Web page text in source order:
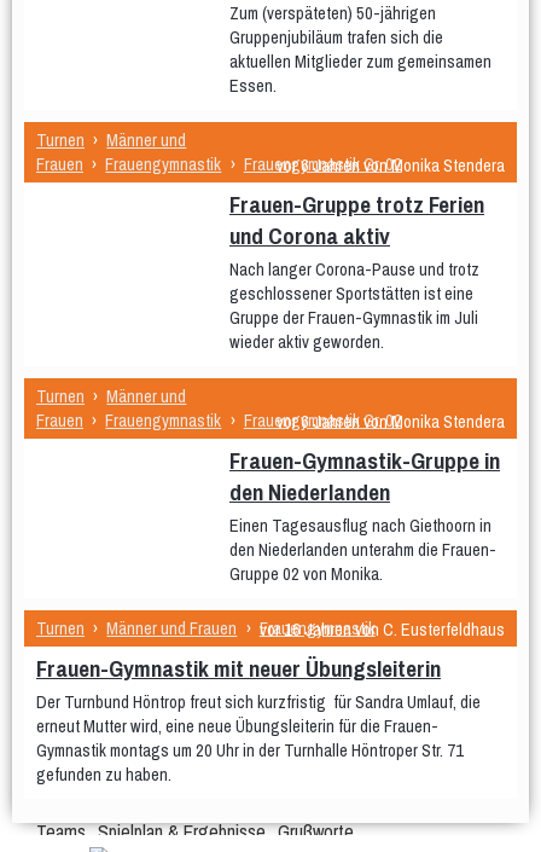
Männer und Frauen
Frauengymnastik
Frauengymnastik Gr. 02
Frauengymanstik Gr. 14
Er & Sie
Bodyforming Fit after work
Fit Mix Fitness-Mix
Gymnastik im Sitzen
Hocker-Gymnastik
Wasser-Gymnastik Yogilates
Rücken-Fitness
Turniere
Norbert-Beil-Turnier
Anmeldung geöffnet Sporthalle & Anreise News
WDM U18 (Mär 2024)
Teams WDM-Magazin WDM auf Twitch
Spielplan & Ergebnisse Grußworte Sporthalle & Anreise
Unterstützer
Teams Spielplan & Ergebnisse Grußworte
Zum (verspäteten) 50-jährigen
Gruppenjubiläum trafen sich die
aktuellen Mitglieder zum gemeinsamen
Essen.
Turnen › Männer und
Frauen › Frauengymnastik › Frauengymnastik Gr. 02
vor 6 Jahren von Monika Stendera
Frauen-Gruppe trotz Ferien
und Corona aktiv
Nach langer Corona-Pause und trotz
geschlossener Sportstätten ist eine
Gruppe der Frauen-Gymnastik im Juli
wieder aktiv geworden.
Turnen › Männer und
Frauen › Frauengymnastik › Frauengymnastik Gr. 02
vor 6 Jahren von Monika Stendera
Frauen-Gymnastik-Gruppe in
den Niederlanden
Einen Tagesausflug nach Giethoorn in
den Niederlanden unterahm die Frauen-
Gruppe 02 von Monika.
Turnen › Männer und Frauen › Frauengymnastik
vor 16 Jahren von C. Eusterfeldhaus
Frauen-Gymnastik mit neuer Übungsleiterin
Der Turnbund Höntrop freut sich kurzfristig für Sandra Umlauf, die
erneut Mutter wird, eine neue Übungsleiterin für die Frauen-
Gymnastik montags um 20 Uhr in der Turnhalle Höntroper Str. 71
gefunden zu haben.